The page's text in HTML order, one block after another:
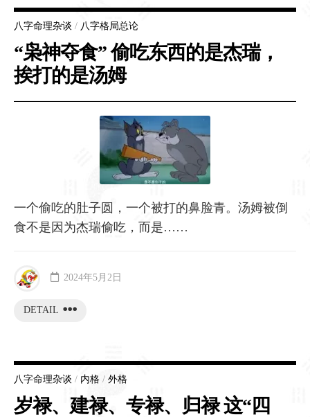
八字命理杂谈 / 八字格局总论
“枭神夺食” 偷吃东西的是杰瑞，
挨打的是汤姆
一个偷吃的肚子圆，一个被打的鼻脸青。汤姆被倒
食不是因为杰瑞偷吃，而是……
DETAIL
2024年5月2日
八字命理杂谈 / 内格 / 外格
岁禄、建禄、专禄、归禄 这“四